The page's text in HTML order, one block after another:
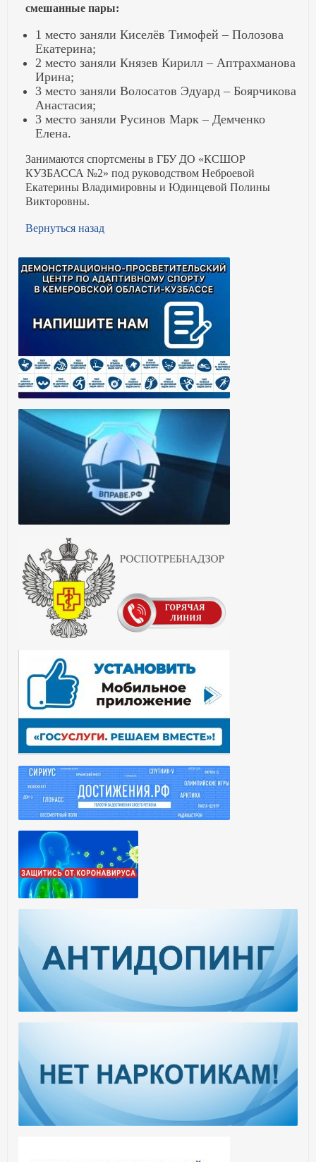
смешанные пары:
1 место заняли Киселёв Тимофей – Полозова
Екатерина;
2 место заняли Князев Кирилл – Аптрахманова
Ирина;
3 место заняли Волосатов Эдуард – Боярчикова
Анастасия;
3 место заняли Русинов Марк – Демченко
Елена.
Занимаются спортсмены в ГБУ ДО «КСШОР
КУЗБАССА №2» под руководством Неброевой
Екатерины Владимировны и Юдинцевой Полины
Викторовны.
Вернуться назад